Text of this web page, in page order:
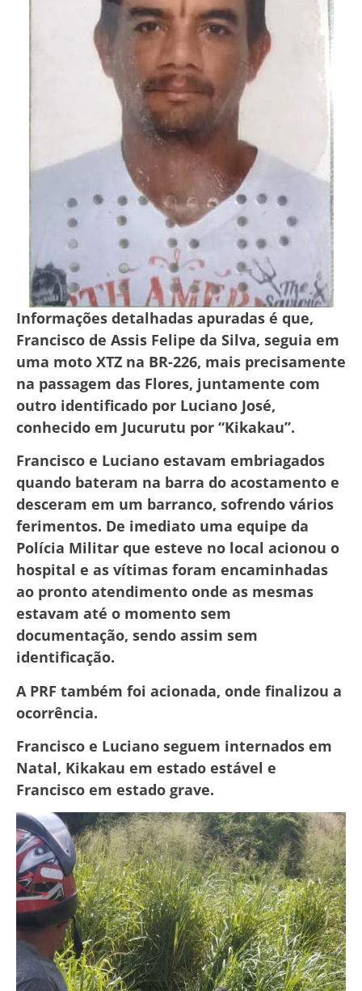
Informações detalhadas apuradas é que,
Francisco de Assis Felipe da Silva, seguia em
uma moto XTZ na BR-226, mais precisamente
na passagem das Flores, juntamente com
outro identificado por Luciano José,
conhecido em Jucurutu por “Kikakau”.
Francisco e Luciano estavam embriagados
quando bateram na barra do acostamento e
desceram em um barranco, sofrendo vários
ferimentos. De imediato uma equipe da
Polícia Militar que esteve no local acionou o
hospital e as vítimas foram encaminhadas
ao pronto atendimento onde as mesmas
estavam até o momento sem
documentação, sendo assim sem
identificação.
A PRF também foi acionada, onde finalizou a
ocorrência.
Francisco e Luciano seguem internados em
Natal, Kikakau em estado estável e
Francisco em estado grave.